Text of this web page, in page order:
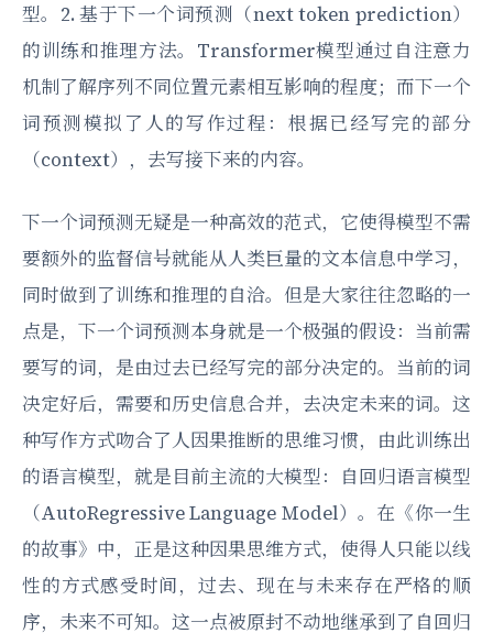
型。2. 基于下一个词预测（next token prediction）
的训练和推理方法。Transformer模型通过自注意力
机制了解序列不同位置元素相互影响的程度；而下一个
词预测模拟了人的写作过程：根据已经写完的部分
（context），去写接下来的内容。
下一个词预测无疑是一种高效的范式，它使得模型不需
要额外的监督信号就能从人类巨量的文本信息中学习，
同时做到了训练和推理的自洽。但是大家往往忽略的一
点是，下一个词预测本身就是一个极强的假设：当前需
要写的词，是由过去已经写完的部分决定的。当前的词
决定好后，需要和历史信息合并，去决定未来的词。这
种写作方式吻合了人因果推断的思维习惯，由此训练出
的语言模型，就是目前主流的大模型：自回归语言模型
（AutoRegressive Language Model）。在《你一生
的故事》中，正是这种因果思维方式，使得人只能以线
性的方式感受时间，过去、现在与未来存在严格的顺
序，未来不可知。这一点被原封不动地继承到了自回归